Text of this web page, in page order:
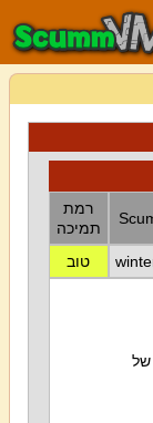
רמת
תמיכה
טוב
של